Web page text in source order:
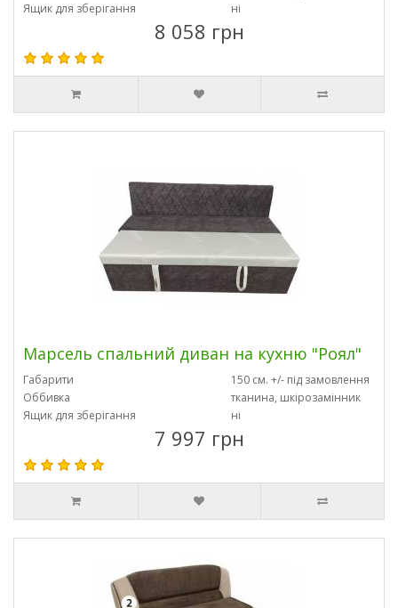
Ящик для зберігання
ні
8 058 грн
Марсель спальний диван на кухню "Роял"
Габарити
150 см. +/- під замовлення
Оббивка
тканина, шкірозамінник
Ящик для зберігання
ні
7 997 грн